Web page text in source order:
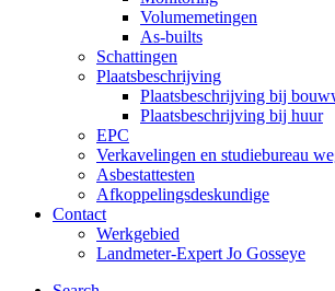
Volumemetingen
As-builts
Schattingen
Plaatsbeschrijving
Plaatsbeschrijving bij
Plaatsbeschrijving bij huur
EPC
Verkavelingen en studiebureau
Asbestattesten
Afkoppelingsdeskundige
Contact
Werkgebied
Landmeter-Expert Jo Gosseye